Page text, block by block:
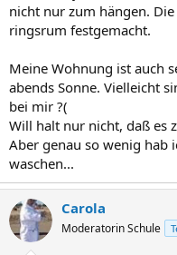
nicht nur zum hängen.
ringsrum festgemacht.
Meine Wohnung ist auch
abends Sonne. Vielleicht
bei mir ?(
Will halt nur nicht, daß es
Aber genau so wenig hab
waschen...
Carola
Moderatorin Schule